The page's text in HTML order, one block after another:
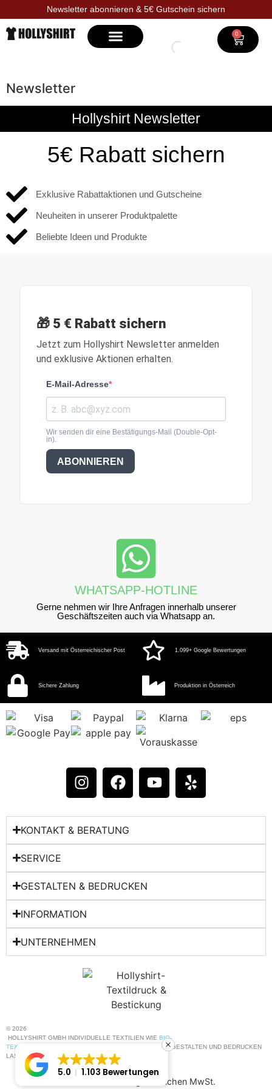
Newsletter abonnieren & 5€ Gutschein sichern
0
Newsletter
Hollyshirt Newsletter
5€ Rabatt sichern
Exklusive Rabattaktionen und Gutscheine
Neuheiten in unserer Produktpalette
Beliebte Ideen und Produkte
🎁 5 € Rabatt sichern
Jetzt zum Hollyshirt Newsletter anmelden
und exklusive Aktionen erhalten.
E-Mail-Adresse
Wir senden dir eine Bestätigungs-Mail (Double-Opt-
in).
ABONNIEREN
WHATSAPP-HOTLINE
Gerne nehmen wir Ihre Anfragen innerhalb unserer
Geschäftszeiten auch via Whatsapp an.
Versand mit Österreichischer Post 1.099+ Google Bewertungen
Sichere Zahlung Produktion in Österreich
KONTAKT & BERATUNG​
SERVICE
GESTALTEN & BEDRUCKEN
INFORMATION
UNTERNEHMEN
© 2026
HOLLYSHIRT GMBH INDIVIDUELLE TEXTILIEN WIE BIO-
TEXTILIEN
SELBST GESTALTEN UND BEDRUCKEN
LASSEN
Alle Preise inkl. der gesetzlichen MwSt.
5.0 1.103 Bewertungen